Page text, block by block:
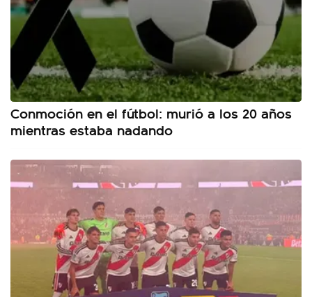
Conmoción en el fútbol: murió a los 20 años
mientras estaba nadando